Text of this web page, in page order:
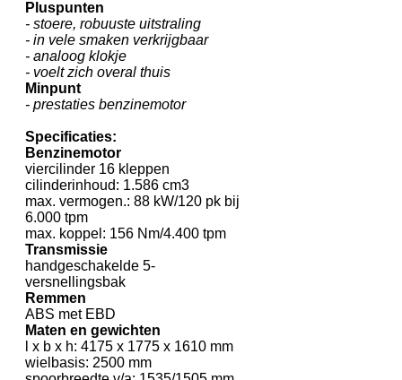
Pluspunten
- stoere, robuuste uitstraling
- in vele smaken verkrijgbaar
- analoog klokje
- voelt zich overal thuis
Minpunt
- prestaties benzinemotor
Specificaties:
Benzinemotor
viercilinder 16 kleppen
cilinderinhoud: 1.586 cm3
max. vermogen.: 88 kW/120 pk bij
6.000 tpm
max. koppel: 156 Nm/4.400 tpm
Transmissie
handgeschakelde 5-
versnellingsbak
Remmen
ABS met EBD
Maten en gewichten
l x b x h: 4175 x 1775 x 1610 mm
wielbasis: 2500 mm